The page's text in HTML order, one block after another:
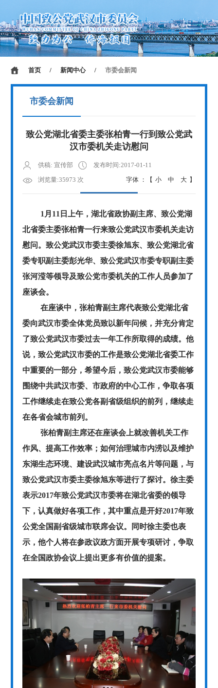
首页 / 新闻中心 / 市委会新闻
市委会新闻
致公党湖北省委主委张柏青一行到致公党武
汉市委机关走访慰问
供稿: 宣传部
发布时间:2017-01-11
浏览量:35973 次
字体 ：【 小 中 大 】
1月11日
上午，湖北省政协副主席、致公党湖
北省委主委张柏青一行来致公党武汉市委机关走访
慰问。致公党武汉市委主委徐旭东、致公党湖北省
委专职副主委彭光华、致公党武汉市委专职副主委
张河滢等领导及致公党市委机关的工作人员参加了
座谈会。
在座谈中，张柏青副主席代表致公党湖北省
委向武汉市委全体党员致以新年问候，并充分肯定
了致公党武汉市委过去一年工作所取得的成绩。他
说，致公党武汉市委的工作是致公党湖北省委工作
中重要的一部分，希望今后，致公党武汉市委能够
围绕中共武汉市委、市政府的中心工作，争取各项
工作继续走在致公党各副省级组织的前列，继续走
在各省会城市前列。
张柏青副主席还在座谈会上就改善机关工作
作风、提高工作效率；如何治理城市内涝以及维护
东湖生态环境、建设武汉城市亮点名片等问题，与
致公党武汉市委主委徐旭东等进行了探讨。徐主委
表示2017年致公党武汉市委将在湖北省委的领导
下，认真做好各项工作，其中重点是开好2017年致
公党全国副省级城市联席会议。同时徐主委也表
示，他个人将在参政议政方面开展专项研讨，争取
在全国政协会议上提出更多有价值的提案。